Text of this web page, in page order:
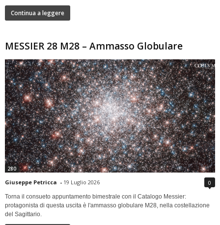
Continua a leggere
MESSIER 28 M28 – Ammasso Globulare
280
Giuseppe Petricca - 19 Luglio 2026 0
Torna il consueto appuntamento bimestrale con il Catalogo Messier:
protagonista di questa uscita è l'ammasso globulare M28, nella costellazione
del Sagittario.